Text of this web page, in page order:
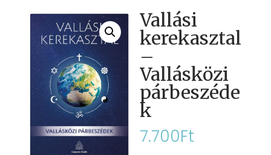
Vallási
kerekasztal
–
Vallásközi
párbeszéde
k
7.700Ft